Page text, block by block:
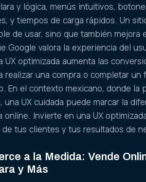
y lógica, menús intuitivos,
y tiempos de carga rápidos. Un
de usar, sino que también
Google valora la experiencia del
UX optimizada aumenta las
realizar una compra o completar
En el contexto mexicano, donde la
una UX cuidada puede marcar la
online. Invierte en una UX
tus clientes y tus resultados de
a la Medida: Vende
y Más